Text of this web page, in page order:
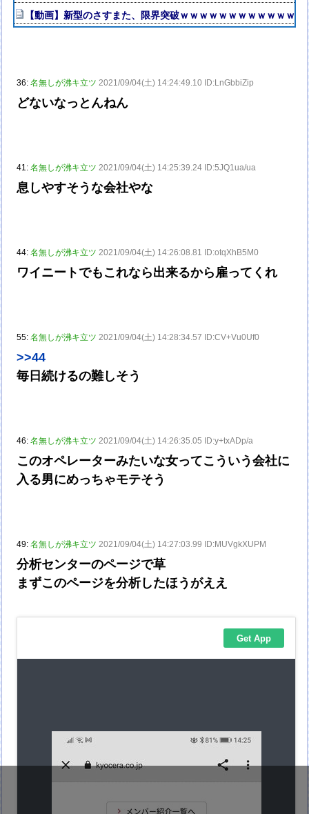
【動画】新型のさすまた、限界突破ｗｗｗｗｗｗｗｗｗｗｗｗｗ
36:名無しが沸キ立ツ 2021/09/04(土) 14:24:49.10 ID:LnGbbiZip
どないなっとんねん
41:名無しが沸キ立ツ 2021/09/04(土) 14:25:39.24 ID:5JQ1ua/ua
息しやすそうな会社やな
44:名無しが沸キ立ツ 2021/09/04(土) 14:26:08.81 ID:otqXhB5M0
ワイニートでもこれなら出来るから雇ってくれ
55:名無しが沸キ立ツ 2021/09/04(土) 14:28:34.57 ID:CV+Vu0Uf0
>>44
毎日続けるの難しそう
46:名無しが沸キ立ツ 2021/09/04(土) 14:26:35.05 ID:y+txADp/a
このオペレーターみたいな女ってこういう会社に
入る男にめっちゃモテそう
49:名無しが沸キ立ツ 2021/09/04(土) 14:27:03.99 ID:MUVgkXUPM
分析センターのページで草
まずこのページを分析したほうがええ